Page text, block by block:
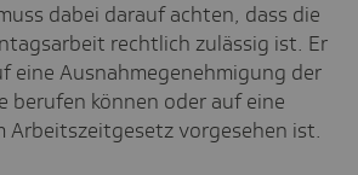
dabei darauf achten, dass die
rechtlich zulässig ist. Er
eine Ausnahmegenehmigung der
berufen können oder auf eine
Arbeitszeitgesetz vorgesehen ist.